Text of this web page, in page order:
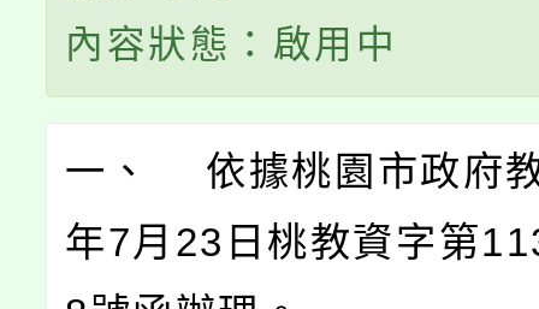
內容狀態：啟用中
一、 依據桃園市政府
年7月23日桃教資字第